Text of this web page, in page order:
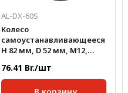
AL-DX-60S
Колесо
самоустанавливающееся
H 82 мм, D 52 мм, М12,
76.41 Br./шт